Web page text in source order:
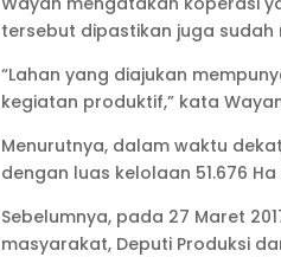
tersebut dipastikan juga sudah
“Lahan yang diajukan
kegiatan produktif,” kata
Menurutnya, dalam waktu
dengan luas kelolaan 51.676
Sebelumnya, pada 27 Maret
masyarakat, Deputi Produksi